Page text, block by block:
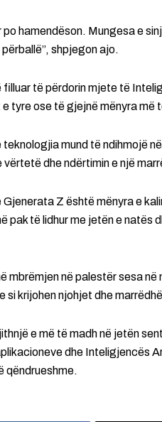
hamendëson. Mungesa e
shpjegon ajo.
të përdorin mjete të
tyre ose të gjejnë mënyra më
mund të ndihmojë
dhe ndërtimin e një
Z është mënyra e
pak të lidhur me jetën e natës
mbrëmjen në palestër sesa
si krijohen njohjet dhe
e më të madh në jetën
dhe Inteligjencës
qëndrueshme.